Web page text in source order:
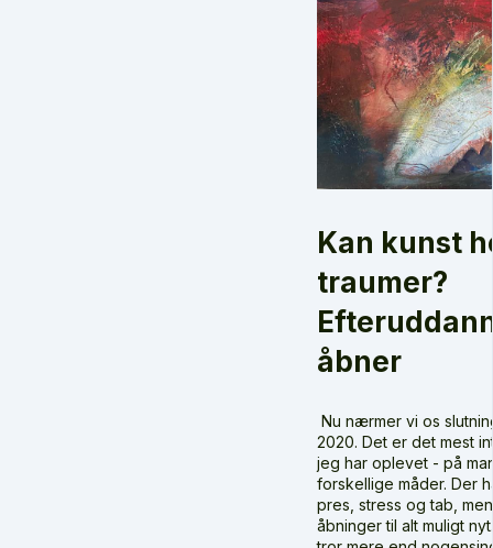
Kan kunst
traumer?
åbner
Nu nærmer vi os
2020. Det er det mest
jeg har oplevet - på
forskellige måder. Der
pres, stress og tab,
åbninger til alt muligt